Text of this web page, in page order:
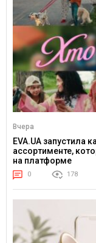
Вчера
EVA.UA запустила
ассортименте,
на платформе
0 178